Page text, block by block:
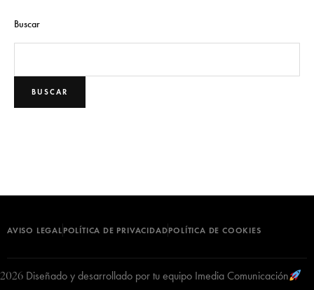
Buscar
BUSCAR
AVISO LEGAL POLÍTICA DE PRIVACIDADPOLÍTICA DE COOKIES
2026 Diseñado y desarrollado por tu equipo Imedia Comunicación